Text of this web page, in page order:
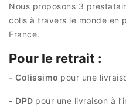
Nous proposons 3
colis à travers le monde en
France.
Pour le retrait :
- Colissimo pour une
- DPD pour une livraison à